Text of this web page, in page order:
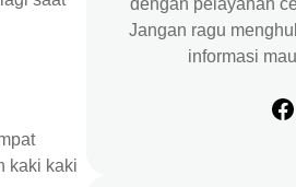
kaki kaki
Jangan ragu
informasi
Facebook